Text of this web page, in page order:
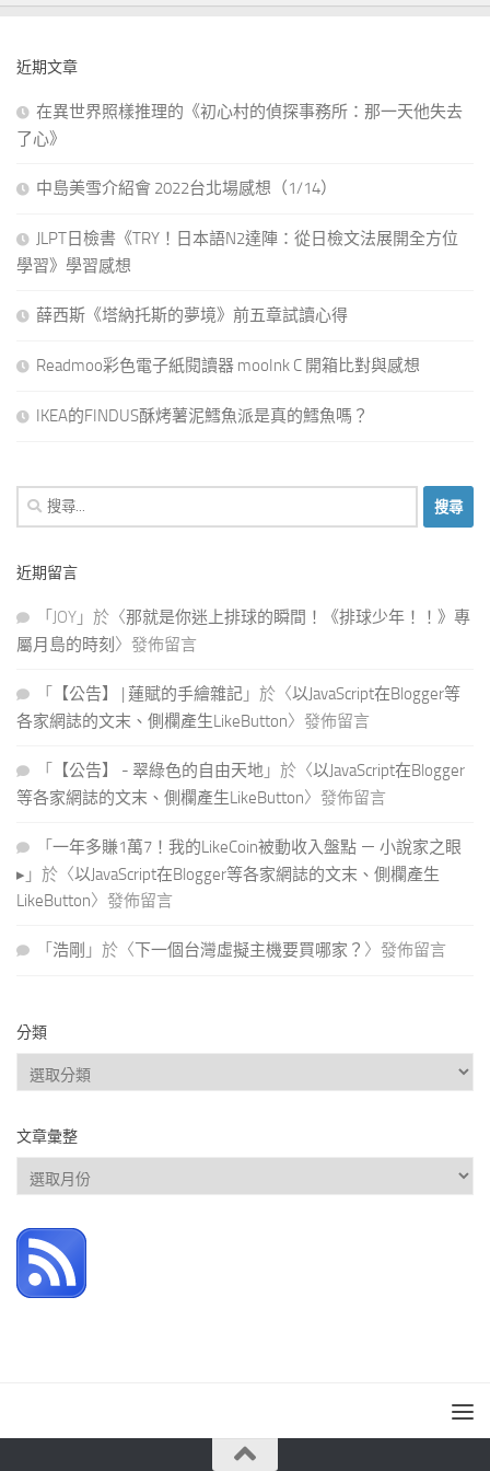
近期文章
在異世界照樣推理的《初心村的偵探事務所：那一天他失去
了心》
中島美雪介紹會 2022台北場感想（1/14）
JLPT日檢書《TRY！日本語N2達陣：從日檢文法展開全方位
學習》學習感想
薛西斯《塔納托斯的夢境》前五章試讀心得
Readmoo彩色電子紙閱讀器 mooInk C 開箱比對與感想
IKEA的FINDUS酥烤薯泥鱈魚派是真的鱈魚嗎？
搜
尋
鍵
近期留言
「 JOY 」於〈那就是你迷上排球的瞬間！《排球少年！！》專
屬月島的時刻 〉發佈留言
「 【公告】 | 蓮賦的手繪雜記 」於〈以JavaScript在Blogger等
各家網誌的文末、側欄產生LikeButton〉發佈留言
「 【公告】 - 翠綠色的自由天地 」於〈以JavaScript在Blogger
等各家網誌的文末、側欄產生LikeButton〉發佈留言
「 一年多賺1萬7！我的LikeCoin被動收入盤點 － 小說家之眼
▸ 」於〈以JavaScript在Blogger等各家網誌的文末、側欄產生
LikeButton〉發佈留言
「 浩剛 」於〈下一個台灣虛擬主機要買哪家？ 〉發佈留言
分類
分
類
文章彙整
文
章
整